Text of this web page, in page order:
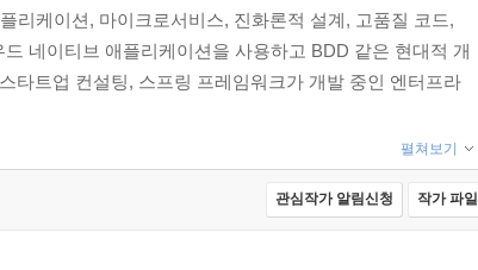
리케이션, 마이크로서비스, 진화론적 설계, 고품질 코드,
네이티브 애플리케이션을 사용하고 BDD 같은 현대적 개
타트업 컨설팅, 스프링 프레임워크가 개발 중인 엔터프라
펼쳐보기
관심작가 알림신청 작가 파일